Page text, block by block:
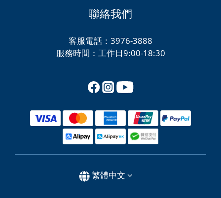
聯絡我們
客服電話：3976-3888
服務時間：工作日9:00-18:30
繁體中文